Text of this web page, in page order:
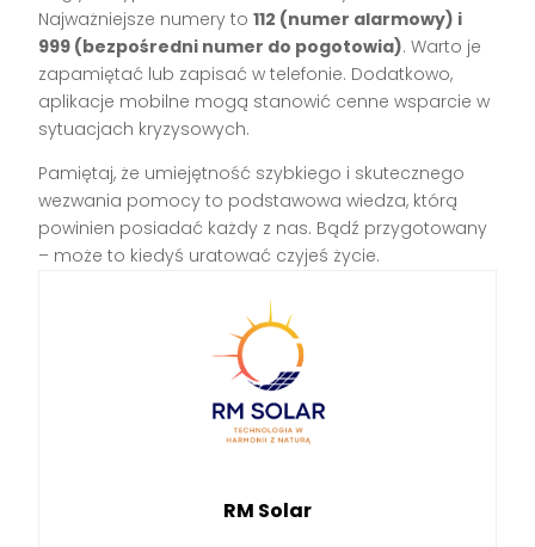
Najważniejsze numery to112 (numer alarmowy) i
999 (bezpośredni numer do pogotowia). Warto je
zapamiętać lub zapisać w telefonie. Dodatkowo,
aplikacje mobilne mogą stanowić cenne wsparcie w
sytuacjach kryzysowych.
Pamiętaj, że umiejętność szybkiego i skutecznego
wezwania pomocy to podstawowa wiedza, którą
powinien posiadać każdy z nas. Bądź przygotowany
– może to kiedyś uratować czyjeś życie.
RM Solar